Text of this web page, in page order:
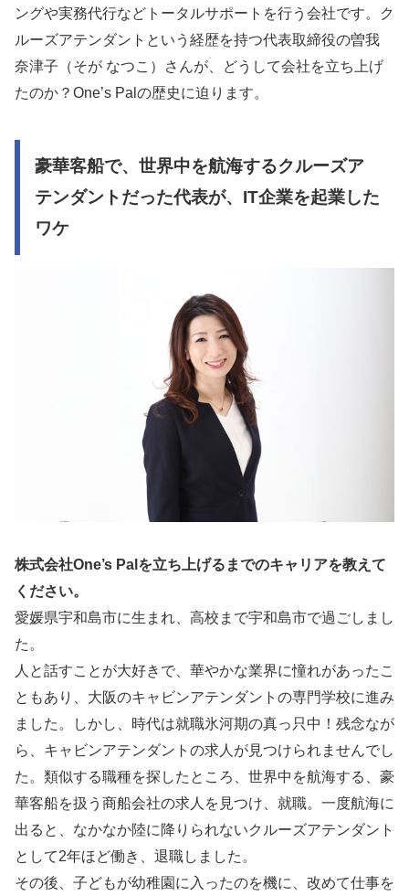
ングや実務代行などトータルサポートを行う会社です。ク
ルーズアテンダントという経歴を持つ代表取締役の曽我
奈津子（そが なつこ）さんが、どうして会社を立ち上げ
たのか？One’s Palの歴史に迫ります。
豪華客船で、世界中を航海するクルーズア
テンダントだった代表が、IT企業を起業した
ワケ
株式会社One’s Palを立ち上げるまでのキャリアを教えて
ください。
愛媛県宇和島市に生まれ、高校まで宇和島市で過ごしまし
た。
人と話すことが大好きで、華やかな業界に憧れがあったこ
ともあり、大阪のキャビンアテンダントの専門学校に進み
ました。しかし、時代は就職氷河期の真っ只中！残念なが
ら、キャビンアテンダントの求人が見つけられませんでし
た。類似する職種を探したところ、世界中を航海する、豪
華客船を扱う商船会社の求人を見つけ、就職。一度航海に
出ると、なかなか陸に降りられないクルーズアテンダント
として2年ほど働き、退職しました。
その後、子どもが幼稚園に入ったのを機に、改めて仕事を